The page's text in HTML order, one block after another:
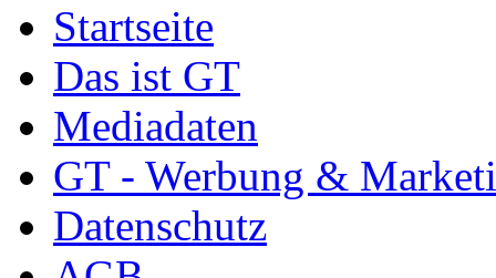
Startseite
Das ist GT
Mediadaten
GT - Werbung &
Datenschutz